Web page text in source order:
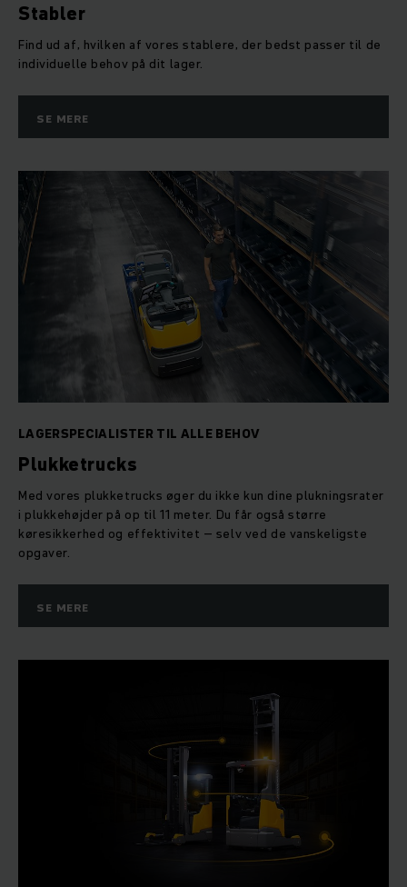
Stabler
Find ud af, hvilken af vores stablere, der bedst passer til de
individuelle behov på dit lager.
SE MERE
LAGERSPECIALISTER TIL ALLE BEHOV
Plukketrucks
Med vores plukketrucks øger du ikke kun dine plukningsrater
i plukkehøjder på op til 11 meter. Du får også større
køresikkerhed og effektivitet – selv ved de vanskeligste
opgaver.
SE MERE